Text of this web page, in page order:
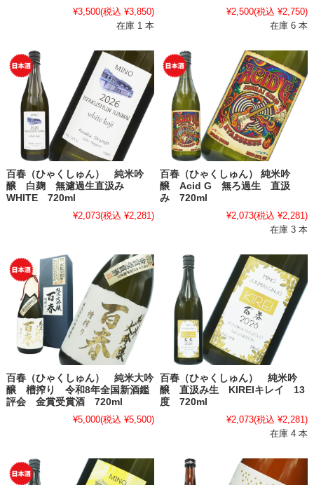
¥3,500(税込 ¥3,850)
在庫 1 本
¥2,500(税込 ¥2,750)
在庫 6 本
百春（ひゃくしゅん） 純米吟
醸 白麹 無濾過生直汲み
WHITE 720ml
¥2,073(税込 ¥2,281)
百春（ひゃくしゅん） 純米吟
醸 Acid G 無ろ過生 直汲
み 720ml
¥2,073(税込 ¥2,281)
在庫 3 本
百春（ひゃくしゅん） 純米大吟
醸 槽搾り 令和8年全国新酒鑑
評会 金賞受賞酒 720ml
¥5,000(税込 ¥5,500)
百春（ひゃくしゅん） 純米吟
醸 直汲み生 KIREIキレイ 13
度 720ml
¥2,073(税込 ¥2,281)
在庫 4 本